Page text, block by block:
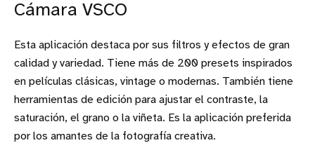
Cámara VSCO
Esta aplicación destaca por sus filtros y efectos de gran
calidad y variedad. Tiene más de 200 presets inspirados
en películas clásicas, vintage o modernas. También tiene
herramientas de edición para ajustar el contraste, la
saturación, el grano o la viñeta. Es la aplicación preferida
por los amantes de la fotografía creativa.